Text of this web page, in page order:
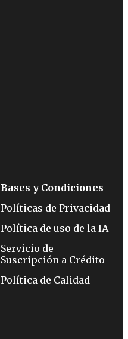
Bases y Condiciones
Políticas de Privacidad
Política de uso de la IA
Servicio de
Suscripción a Crédito
Política de Calidad